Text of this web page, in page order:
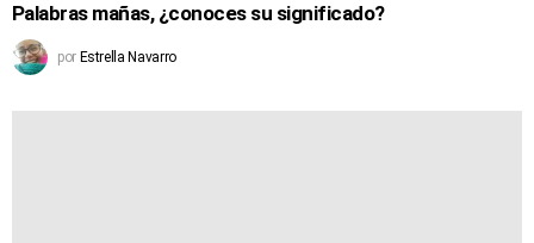
Palabras mañas, ¿conoces su significado?
por Estrella Navarro